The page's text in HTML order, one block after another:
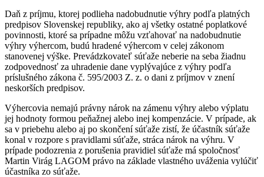
Daň z príjmu, ktorej podlieha nadobudnutie výhry podľa platných
predpisov Slovenskej republiky, ako aj všetky ostatné poplatkové
povinnosti, ktoré sa prípadne môžu vzťahovať na nadobudnutie
výhry výhercom, budú hradené výhercom v celej zákonom
stanovenej výške. Prevádzkovateľ súťaže neberie na seba žiadnu
zodpovednosť za uhradenie dane vyplývajúce z výhry podľa
príslušného zákona č. 595/2003 Z. z. o dani z príjmov v znení
neskorších predpisov.
Výhercovia nemajú právny nárok na zámenu výhry alebo výplatu
jej hodnoty formou peňažnej alebo inej kompenzácie. V prípade, ak
sa v priebehu alebo aj po skončení súťaže zistí, že účastník súťaže
konal v rozpore s pravidlami súťaže, stráca nárok na výhru. V
prípade podozrenia z porušenia pravidiel súťaže má spoločnosť
Martin Virág LAGOM právo na základe vlastného uváženia vylúčiť
účastníka zo súťaže.